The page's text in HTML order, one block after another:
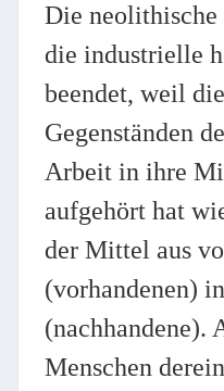
Die
die industrielle
beendet, weil
Gegenständen
Arbeit in ihre
aufgehört hat
der Mittel aus
(vorhandenen)
(nachhandene).
Menschen